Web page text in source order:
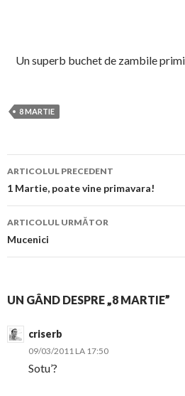
Un superb buchet de zambile
8 MARTIE
Navigare
în
articol
ARTICOLUL PRECEDENT
1 Martie, poate vine primavara!
ARTICOLUL URMĂTOR
Mucenici
UN GÂND DESPRE „8 MARTIE”
criserb
09/03/2011 LA 17:50
Sotu’?